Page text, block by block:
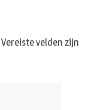
Vereiste velden zijn